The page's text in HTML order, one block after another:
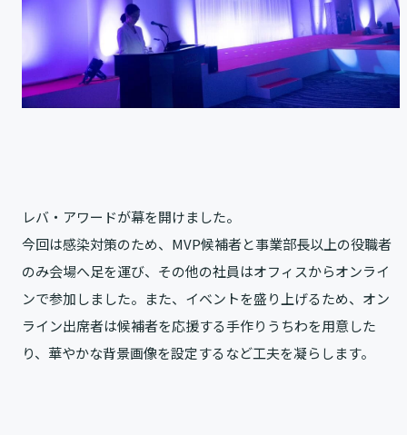
レバ・アワードが幕を開けました。
今回は感染対策のため、MVP候補者と事業部長以上の役職者
のみ会場へ足を運び、その他の社員はオフィスからオンライ
ンで参加しました。また、イベントを盛り上げるため、オン
ライン出席者は候補者を応援する手作りうちわを用意した
り、華やかな背景画像を設定するなど工夫を凝らします。